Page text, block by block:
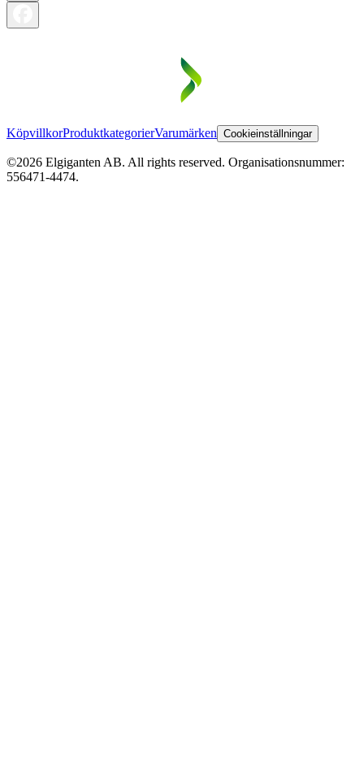
KöpvillkorProduktkategorierVarumärken Cookieinställningar
©2026 Elgiganten AB. All rights reserved. Organisationsnummer:
556471-4474.